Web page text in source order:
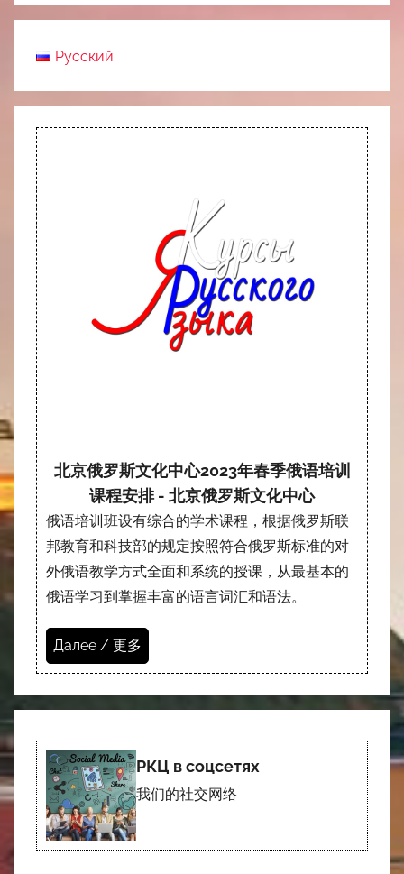
Русский
北京俄罗斯文化中心2023年春季俄语培训
课程安排 - 北京俄罗斯文化中心
俄语培训班设有综合的学术课程，根据俄罗斯联
邦教育和科技部的规定按照符合俄罗斯标准的对
外俄语教学方式全面和系统的授课，从最基本的
俄语学习到掌握丰富的语言词汇和语法。
Далее / 更多
РКЦ в соцсетях
我们的社交网络